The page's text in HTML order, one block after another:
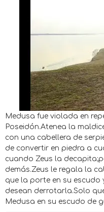
Medusa fue violada en
Poseidón.Atenea la
con una cabellera de
de convertir en piedra a
cuando Zeus la
demás.Zeus le regala la
que la porte en su escudo
desean derrotarla.Solo
Medusa en su escudo de